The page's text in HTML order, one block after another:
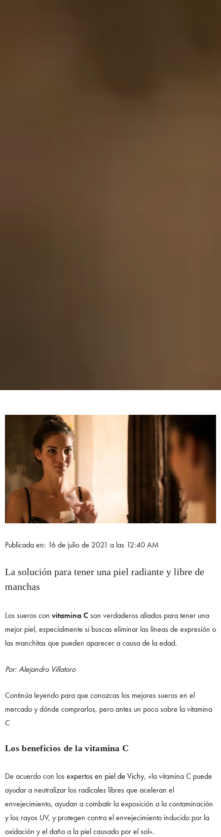
Publicada en: 16 de julio de 2021 a las 12:40 AM
La solución para tener una piel radiante y libre de
manchas
Los sueros con vitamina C son verdaderos aliados para tener una
mejor piel, especialmente si buscas eliminar las líneas de expresión o
las manchitas que pueden aparecer a causa de la edad.
Por: Alejandro Villatoro
Continúa leyendo para que conozcas los mejores sueros en el
mercado y dónde comprarlos, pero antes un poco sobre la vitamina
C
Los beneficios de la vitamina C
De acuerdo con losexpertos en piel de Vichy, «la vitamina C puede
ayudar a neutralizar los radicales libres que aceleran el
envejecimiento, ayudan a combatir la exposición a la contaminación
y los rayos UV, y protegen contra el envejecimiento inducido por la
oxidación y el daño a la piel causado por el sol».